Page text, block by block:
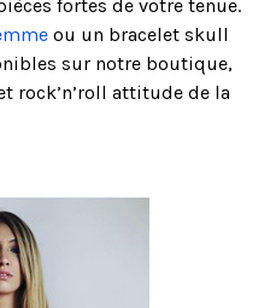
fortes de votre tenue.
ou un bracelet skull
sur notre boutique,
rock’n’roll attitude de la